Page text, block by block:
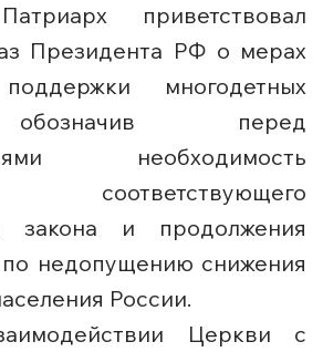
приветствовал
Президента РФ о мерах
многодетных
перед
необходимость
закона и продолжения
по недопущению снижения
России.
Церкви с